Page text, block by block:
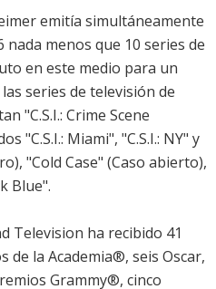
emitía simultáneamente
menos que 10 series de
en este medio para un
series de televisión de
"C.S.I.: Crime Scene
"C.S.I.: Miami", "C.S.I.: NY" y
"Cold Case" (Caso abierto),
Blue".
Television ha recibido 41
de la Academia®, seis Oscar,
Grammy®, cinco